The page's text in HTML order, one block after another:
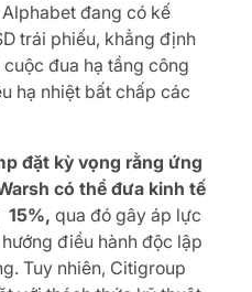
đang có kế
trái phiếu, khẳng định
đua hạ tầng công
hạ nhiệt bất chấp các
đặt kỳ vọng rằng ứng
có thể đưa kinh tế
15%, qua đó gây áp lực
điều hành độc lập
Tuy nhiên, Citigroup